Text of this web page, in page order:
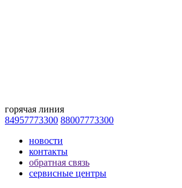
горячая линия
84957773300 88007773300
новости
контакты
обратная связь
сервисные центры